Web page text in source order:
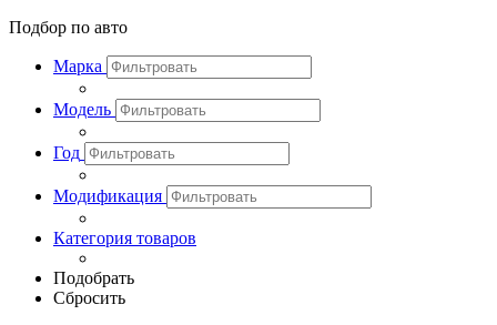
Подбор по авто
Марка
Модель
Год
Модификация
Категория товаров
Подобрать
Сбросить